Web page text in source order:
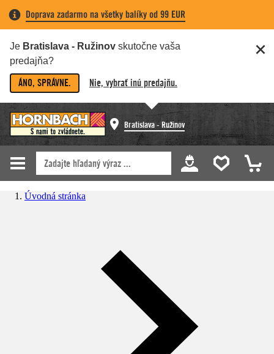
Doprava zadarmo na všetky balíky od 99 EUR
Je Bratislava - Ružinov skutočne vaša
predajňa?
ÁNO, SPRÁVNE. Nie, vybrať inú predajňu.
Bratislava - Ružinov
Úvodná stránka